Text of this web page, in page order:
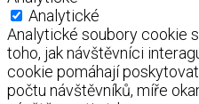
Analytické
Analytické soubory cookie
toho, jak návštěvníci
cookie pomáhají
počtu návštěvníků, míře